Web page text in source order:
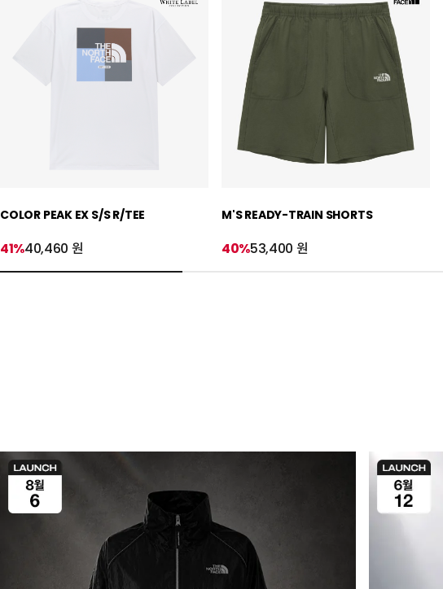
COLOR PEAK EX S/S R/TEE
40,460 원
41%
M'S READY-TRAIN SHORTS
53,400 원
40%